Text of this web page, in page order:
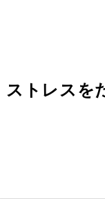
ストレスを